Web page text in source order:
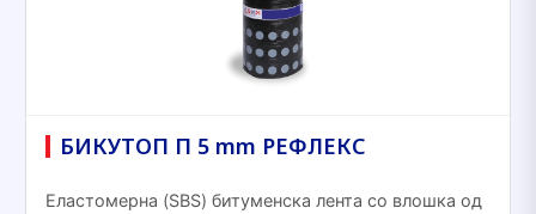
БИКУТОП П 5 mm РЕФЛЕКС
Еластомерна (SBS) битуменска лента со влошка од